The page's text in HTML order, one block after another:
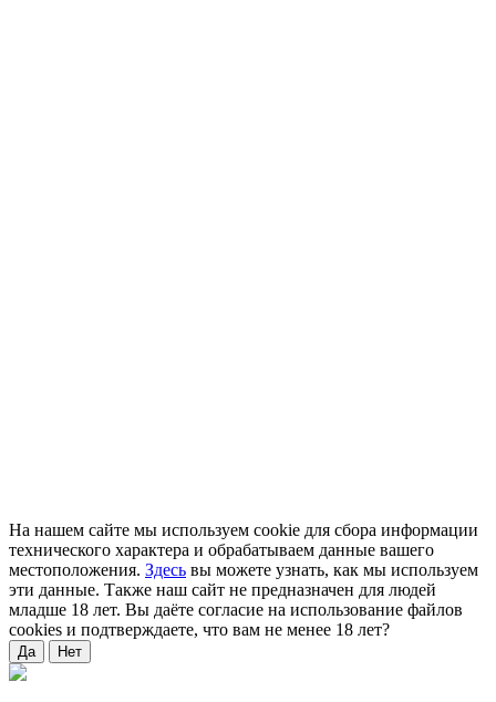
На нашем сайте мы используем cookie для сбора информации
технического характера и обрабатываем данные вашего
местоположения. Здесь вы можете узнать, как мы используем
эти данные. Также наш сайт не предназначен для людей
младше 18 лет. Вы даёте согласие на использование файлов
cookies и подтверждаете, что вам не менее 18 лет?
Да Нет